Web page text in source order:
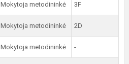
Mokytoja metodininkė 3F
Mokytoja metodininkė 2D
Mokytoja metodininkė -